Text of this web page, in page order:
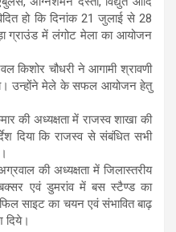
हो कि दिनांक 21 जुलाई से 28
ग्राउंड में लंगोट मेला का आयोजन
किशोर चौधरी ने आगामी श्रावणी
उन्होंने मेले के सफल आयोजन हेतु
की अध्यक्षता में राजस्व शाखा की
दिया कि राजस्व से संबंधित सभी
की अध्यक्षता में जिलास्तरीय
बक्सर एवं डुमरांव में बस स्टैण्ड का
साइट का चयन एवं संभावित बाढ़
दिये।